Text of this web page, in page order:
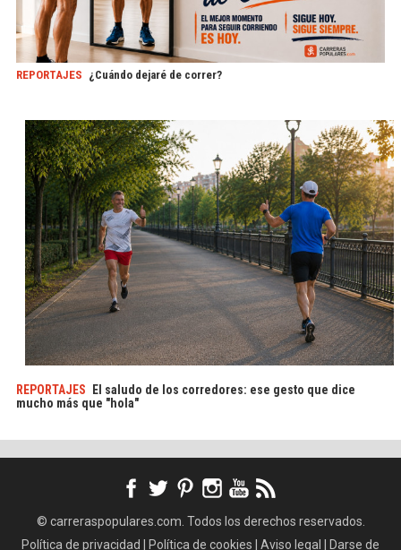
REPORTAJES ¿Cuándo dejaré de correr?
REPORTAJES
El saludo de los corredores: ese gesto que dice
mucho más que "hola"
© carreraspopulares.com. Todos los derechos reservados.
Política de privacidad
Política de cookies Aviso legal Darse de